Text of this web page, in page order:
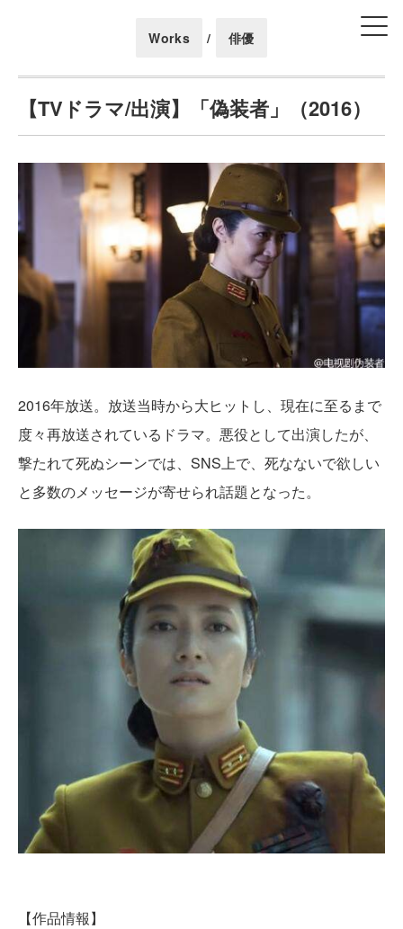
Works / 俳優
【TVドラマ/出演】「偽装者」（2016）
2016年放送。放送当時から大ヒットし、現在に至るまで
度々再放送されているドラマ。悪役として出演したが、
撃たれて死ぬシーンでは、SNS上で、死なないで欲しい
と多数のメッセージが寄せられ話題となった。
【作品情報】